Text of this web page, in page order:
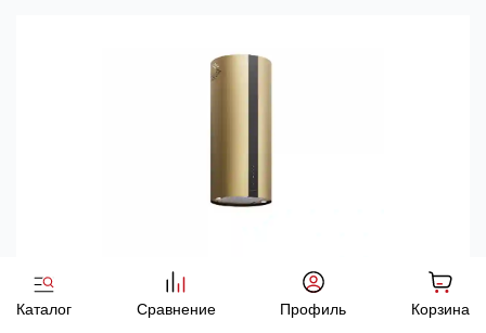
Каталог Сравнение Профиль Корзина
Островная вытяжка Meferi TUBE40GOLD ISLA
COMFORT PLUS